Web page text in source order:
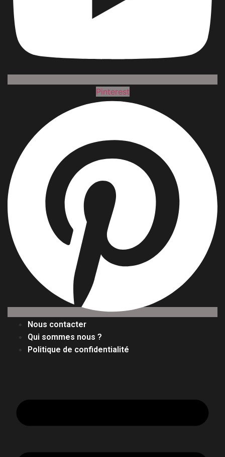
Pinterest
Nous contacter
Qui sommes nous ?
Politique de confidentialité